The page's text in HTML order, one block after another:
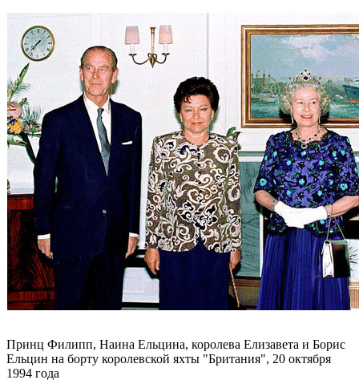
Принц Филипп, Наина Ельцина, королева Елизавета и Борис
Ельцин на борту королевской яхты "Британия", 20 октября
1994 года